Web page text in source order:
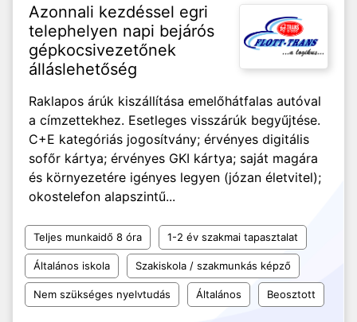
Azonnali kezdéssel egri
telephelyen napi bejárós
gépkocsivezetőnek
álláslehetőség
Raklapos árúk kiszállítása emelőhátfalas autóval
a címzettekhez. Esetleges visszárúk begyűjtése.
C+E kategóriás jogosítvány; érvényes digitális
sofőr kártya; érvényes GKI kártya; saját magára
és környezetére igényes legyen (józan életvitel);
okostelefon alapszintű...
Teljes munkaidő 8 óra 1-2 év szakmai tapasztalat
Általános iskola Szakiskola / szakmunkás képző
Nem szükséges nyelvtudás Általános Beosztott